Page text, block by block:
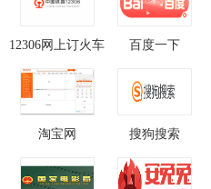
12306网上订火车
票官网
百度一下
淘宝网 搜狗搜索